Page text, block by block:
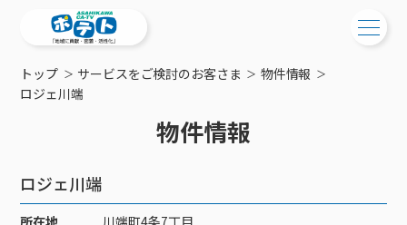
ご検討中の方
工事・配線について
ご加入中の方
ご加入中のサービス確認・変更
サービス案内
トップ サービスをご検討のお客さま
物件情報
ロジェ川端
物件情報
ロジェ川端
所在地
川端町4条7丁目